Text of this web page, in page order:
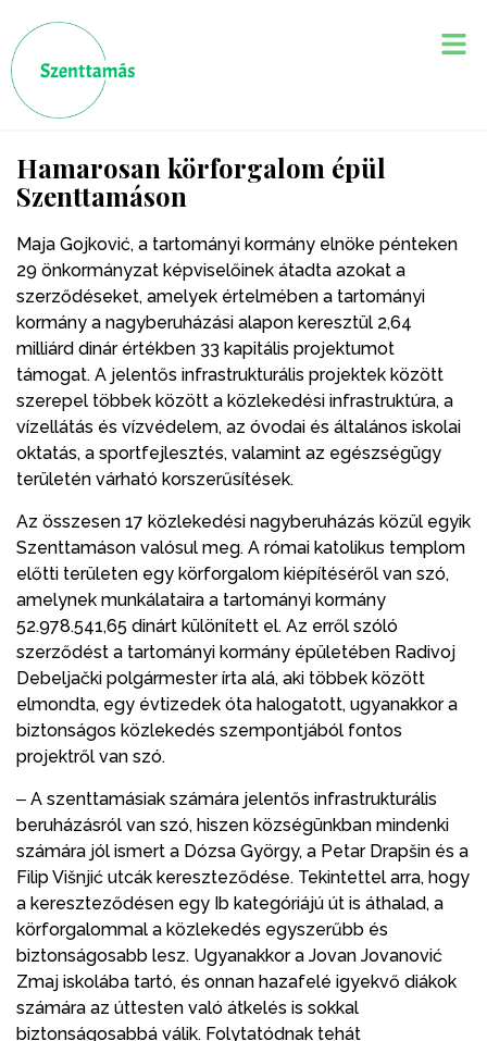
Hamarosan körforgalom épül
Szenttamáson
Maja Gojković, a tartományi kormány elnöke pénteken
29 önkormányzat képviselőinek átadta azokat a
szerződéseket, amelyek értelmében a tartományi
kormány a nagyberuházási alapon keresztül 2,64
milliárd dinár értékben 33 kapitális projektumot
támogat. A jelentős infrastrukturális projektek között
szerepel többek között a közlekedési infrastruktúra, a
vízellátás és vízvédelem, az óvodai és általános iskolai
oktatás, a sportfejlesztés, valamint az egészségügy
területén várható korszerűsítések.
Az összesen 17 közlekedési nagyberuházás közül egyik
Szenttamáson valósul meg. A római katolikus templom
előtti területen egy körforgalom kiépítéséről van szó,
amelynek munkálataira a tartományi kormány
52.978.541,65 dinárt különített el. Az erről szóló
szerződést a tartományi kormány épületében Radivoj
Debeljački polgármester írta alá, aki többek között
elmondta, egy évtizedek óta halogatott, ugyanakkor a
biztonságos közlekedés szempontjából fontos
projektről van szó.
‒ A szenttamásiak számára jelentős infrastrukturális
beruházásról van szó, hiszen községünkban mindenki
számára jól ismert a Dózsa György, a Petar Drapšin és a
Filip Višnjić utcák kereszteződése. Tekintettel arra, hogy
a kereszteződésen egy Ib kategóriájú út is áthalad, a
körforgalommal a közlekedés egyszerűbb és
biztonságosabb lesz. Ugyanakkor a Jovan Jovanović
Zmaj iskolába tartó, és onnan hazafelé igyekvő diákok
számára az úttesten való átkelés is sokkal
biztonságosabbá válik. Folytatódnak tehát